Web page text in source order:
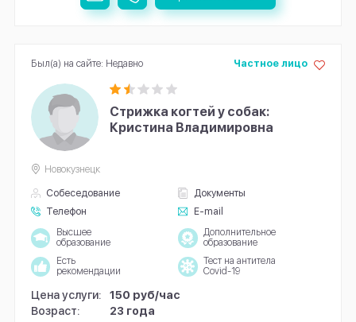
Стрижка когтей у собак:
Кристина Владимировна
Собеседование
Документы
Телефон
E-mail
Частное лицо
Новокузнецк
Высшее
образование
Дополнительное
образование
Есть
рекомендации
Тест на антитела
Covid-19
Цена услуги:
150 руб/час
Возраст:
23 года
Был(а) на сайте: Недавно